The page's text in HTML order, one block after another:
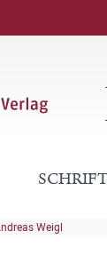
Weigl